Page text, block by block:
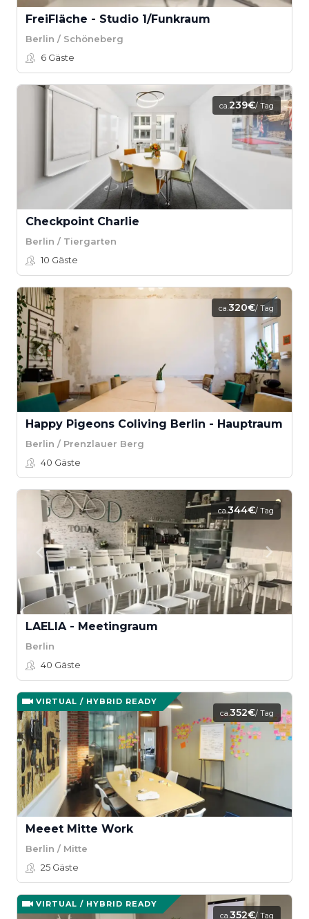
FreiFläche - Studio 1/Funkraum
Berlin / Schöneberg
6 Gäste
ca.239€/ Tag
Checkpoint Charlie
Berlin / Tiergarten
10 Gäste
ca.320€/ Tag
Happy Pigeons Coliving Berlin - Hauptraum
Berlin / Prenzlauer Berg
40 Gäste
ca.344€/ Tag
LAELIA - Meetingraum
Berlin
40 Gäste
VIRTUAL / HYBRID READY
ca.352€/ Tag
Meeet Mitte Work
Berlin / Mitte
25 Gäste
VIRTUAL / HYBRID READY
ca.352€/ Tag